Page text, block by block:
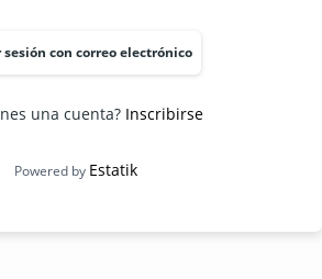
con correo electrónico
una cuenta? Inscribirse
Powered by Estatik